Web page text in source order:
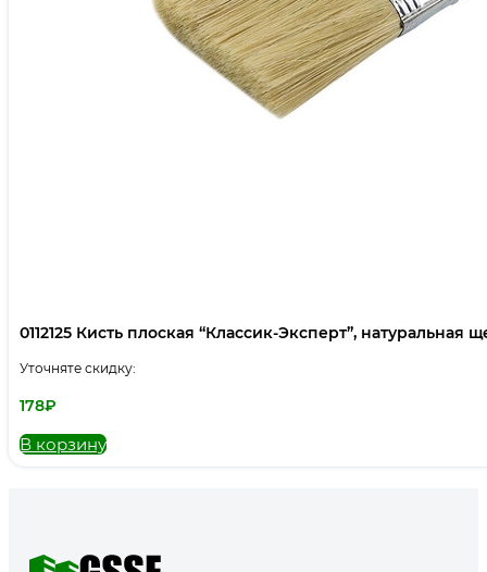
0112125 Кисть плоская “Классик-Эксперт”, натуральная
Уточняте скидку:
178₽
В корзину